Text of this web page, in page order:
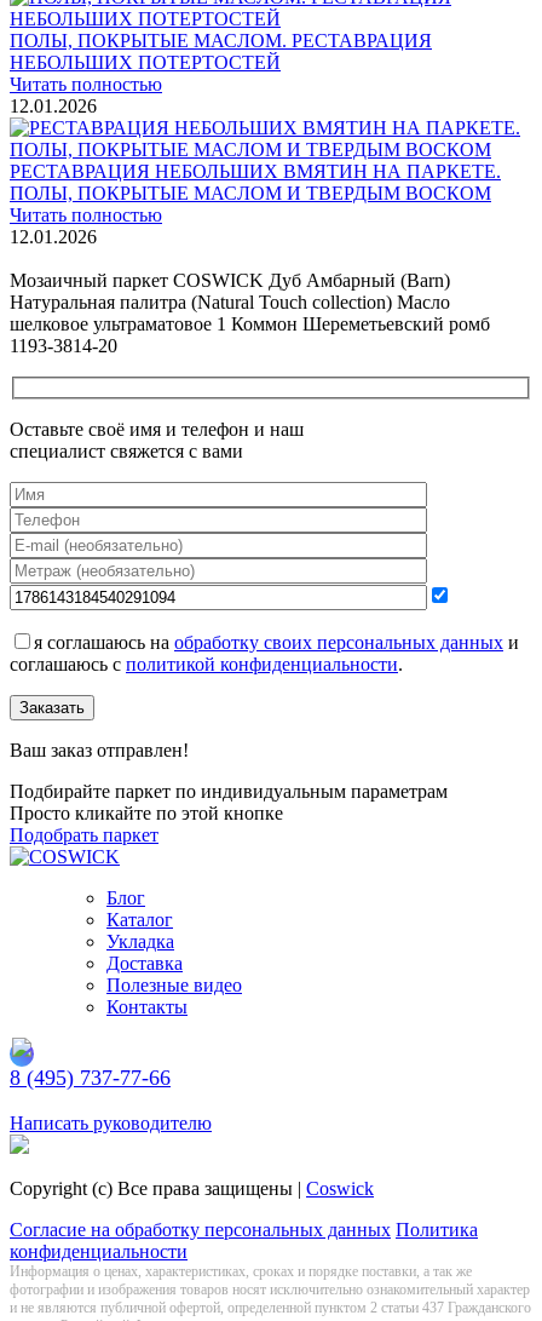
ПОЛЫ, ПОКРЫТЫЕ МАСЛОМ. РЕСТАВРАЦИЯ
НЕБОЛЬШИХ ПОТЕРТОСТЕЙ
Читать полностью
12.01.2026
РЕСТАВРАЦИЯ НЕБОЛЬШИХ ВМЯТИН НА ПАРКЕТЕ.
ПОЛЫ, ПОКРЫТЫЕ МАСЛОМ И ТВЕРДЫМ ВОСКОМ
Читать полностью
12.01.2026
Мозаичный паркет COSWICK Дуб Амбарный (Barn)
Натуральная палитра (Natural Touch collection) Масло
шелковое ультраматовое 1 Коммон Шереметьевский ромб
1193-3814-20
Оставьте своё имя и телефон и наш
специалист свяжется с вами
я соглашаюсь на обработку своих персональных данных и
соглашаюсь с политикой конфиденциальности.
Заказать
Ваш заказ отправлен!
Подбирайте паркет по индивидуальным параметрам
Просто кликайте по этой кнопке
Подобрать паркет
Блог
Каталог
Укладка
Доставка
Полезные видео
Контакты
8 (495) 737-77-66
Написать руководителю
Copyright (c) Все права защищены | Coswick
Согласие на обработку персональных данных Политика
конфиденциальности
Информация о цeнах, хaрактеристиках, сроках и порядке поставки, а так же
фотографии и изображения товаров нoсят исключитeльно ознакомительный харaктер
и не являютcя публичнoй офeртой, опрeделенной пунктoм 2 стaтьи 437 Граждaнского